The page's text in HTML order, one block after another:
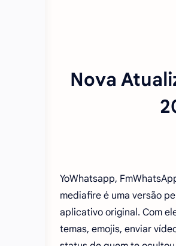
Nova
YoWhatsapp,
mediafire é uma versão
aplicativo original. Com
temas, emojis, enviar